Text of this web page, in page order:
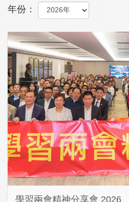
年份：
學習兩會精神分享會 2026